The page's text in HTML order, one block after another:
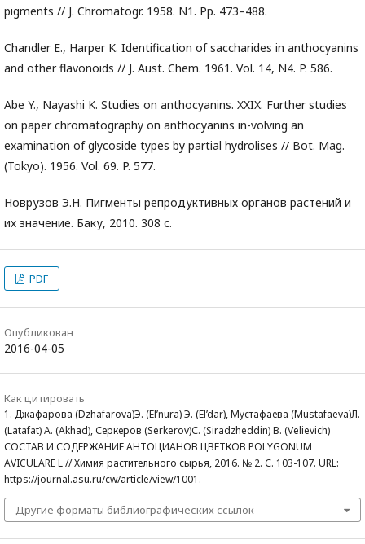
pigments // J. Chromatogr. 1958. N1. Pp. 473–488.
Chandler E., Harper K. Identification of saccharides in anthocyanins
and other flavonoids // J. Aust. Chem. 1961. Vol. 14, N4. P. 586.
Abe Y., Nayashi K. Studies on anthocyanins. XXIX. Further studies
on paper chromatography on anthocyanins in-volving an
examination of glycoside types by partial hydrolises // Bot. Mag.
(Tokyo). 1956. Vol. 69. P. 577.
Новрузов Э.Н. Пигменты репродуктивных органов растений и
их значение. Баку, 2010. 308 с.
PDF
Опубликован
2016-04-05
Как цитировать
1. Джафарова (Dzhafarova)Э. (El’nura) Э. (El’dar), Мустафаева (Mustafaeva)Л.
(Latafat) А. (Akhad), Серкеров (Serkerov)С. (Siradzheddin) В. (Velievich)
СОСТАВ И СОДЕРЖАНИЕ АНТОЦИАНОВ ЦВЕТКОВ POLYGONUM
AVICULARE L // Химия растительного сырья, 2016. № 2. С. 103-107. URL:
https://journal.asu.ru/cw/article/view/1001.
Другие форматы библиографических ссылок